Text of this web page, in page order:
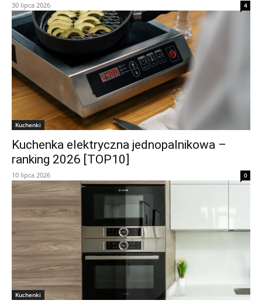
30 lipca 2026 4
Kuchenki
Kuchenka elektryczna jednopalnikowa –
ranking 2026 [TOP10]
10 lipca 2026 0
Kuchenki